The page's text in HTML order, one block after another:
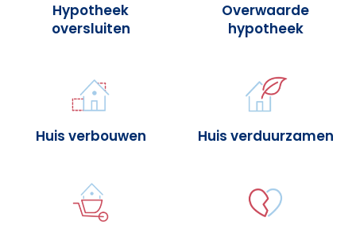
Hypotheek
oversluiten
Overwaarde
hypotheek
Huis verbouwen Huis verduurzamen